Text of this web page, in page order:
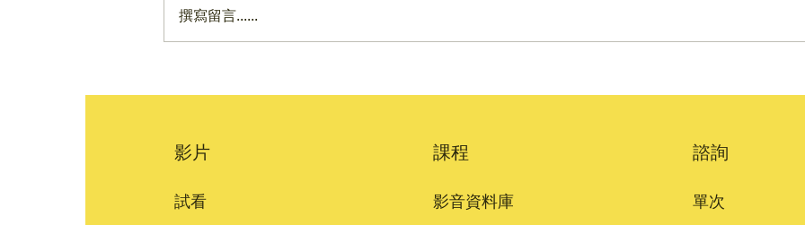
體重觀察指南，生長曲線不能
嗎？不是每對親子都天生合
助溝
撰寫留言......
影片
試看
課程
影音資料庫
諮詢
單次